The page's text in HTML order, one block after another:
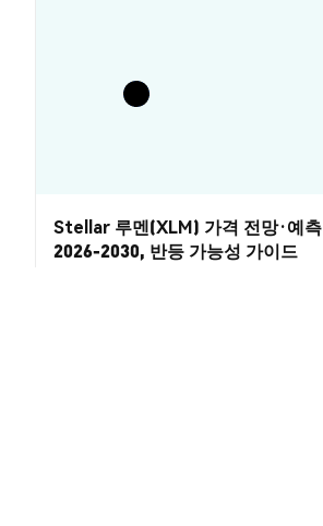
Stellar 루멘(XLM) 가격 전망·예측
2026-2030, 반등 가능성 가이드